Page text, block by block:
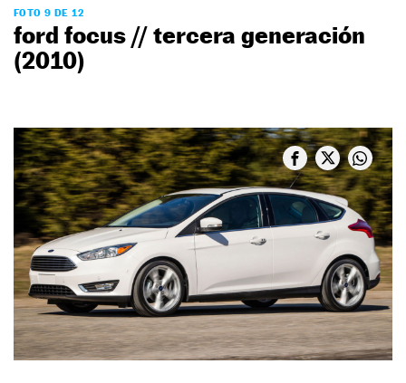
FOTO 9 DE 12
ford focus // tercera generación
(2010)